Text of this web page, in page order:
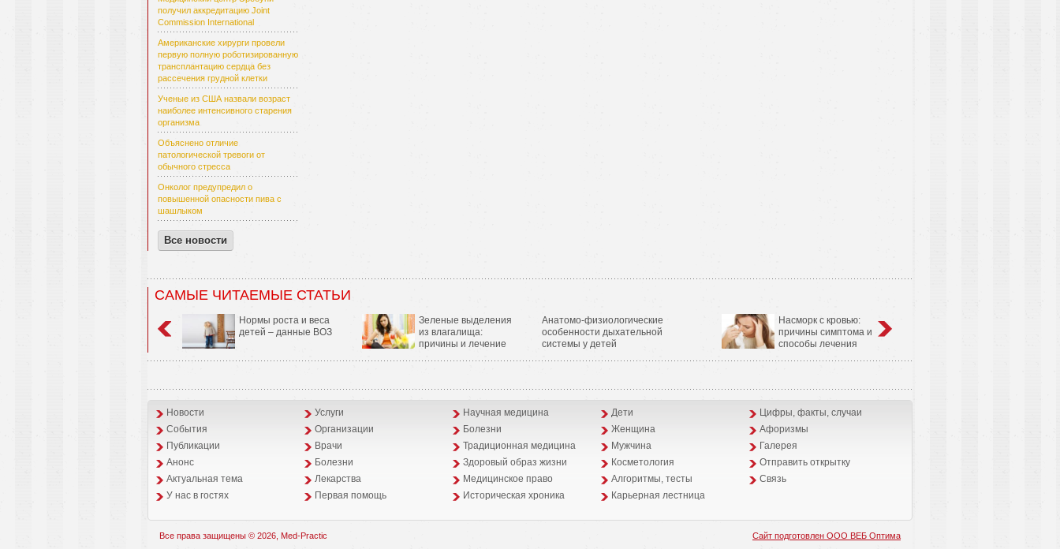
получил аккредитацию Joint
Commission International
Американские хирурги провели
первую полную роботизированную
трансплантацию сердца без
рассечения грудной клетки
Ученые из США назвали возраст
наиболее интенсивного старения
организма
Объяснено отличие
патологической тревоги от
обычного стресса
Онколог предупредил о
повышенной опасности пива с
шашлыком
Все новости
САМЫЕ ЧИТАЕМЫЕ СТАТЬИ
Нормы роста и веса
детей – данные ВОЗ
Зеленые выделения
из влагалища:
причины и лечение
Анатомо-физиологические
особенности дыхательной
системы у детей
Насморк с кровью:
причины симптома и
способы лечения
Новости Услуги Научная медицина Дети
Цифры, факты, случаи
События
Организации Болезни Женщина
Афоризмы
Публикации
Врачи Традиционная медицина Мужчина
Галерея
Анонс
Болезни Здоровый образ жизни Косметология
Отправить открытку
Aктуальная тема
Лекарства Медицинское право Алгоритмы, тесты
Связь
У нас в гостях
Первая помощь Историческая хроника Карьерная лестница
Все права защищены © 2026, Med-Practic Сайт подготовлен ООО ВЕБ Оптима